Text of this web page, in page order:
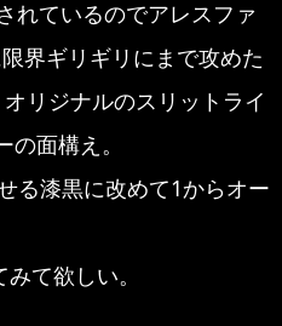
れているのでアレスファ
界ギリギリにまで攻めた
リジナルのスリットライ
面構え。
る漆黒に改めて1からオー
て欲しい。